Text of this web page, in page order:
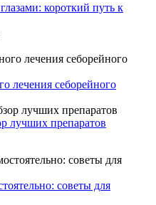
короткий путь к
лечения себорейного
лучших препаратов
советы для